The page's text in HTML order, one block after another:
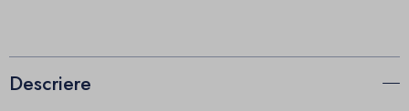
Descriere